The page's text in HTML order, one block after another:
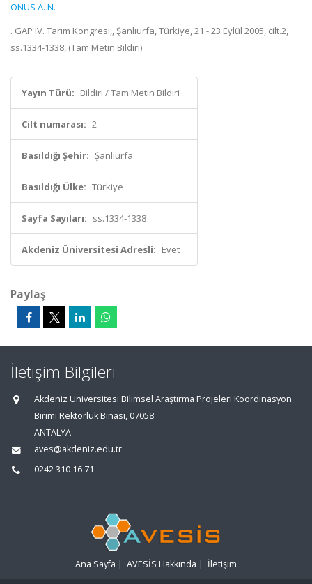
ONUS A. N.
. GAP IV. Tarım Kongresi,, Şanlıurfa, Türkiye, 21 - 23 Eylül 2005, cilt.2,
ss.1334-1338, (Tam Metin Bildiri)
Yayın Türü: Bildiri / Tam Metin Bildiri
Cilt numarası: 2
Basıldığı Şehir: Şanlıurfa
Basıldığı Ülke: Türkiye
Sayfa Sayıları: ss.1334-1338
Akdeniz Üniversitesi Adresli: Evet
Paylaş
İletişim Bilgileri
Akdeniz Üniversitesi Bilimsel Araştırma Projeleri Koordinasyon
Birimi Rektörlük Binası, 07058
ANTALYA
aves@akdeniz.edu.tr
0242 310 16 71
Ana Sayfa | AVESİS Hakkında | İletişim